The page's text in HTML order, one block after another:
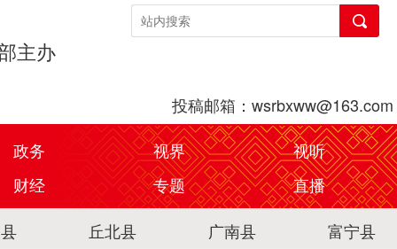
主办
投稿邮箱：wsrbxww@163.com
政务
视界
视听
财经
专题
直播
丘北县 广南县 富宁县